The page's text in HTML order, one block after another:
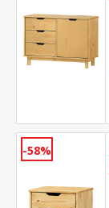
-58%